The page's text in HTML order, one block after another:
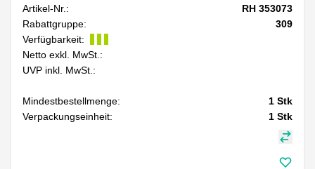
Artikel-Nr.:
RH 353073
Rabattgruppe:
309
Verfügbarkeit:
Netto exkl. MwSt.:
UVP inkl. MwSt.:
Mindestbestellmenge: 1 Stk
Verpackungseinheit:
1 Stk